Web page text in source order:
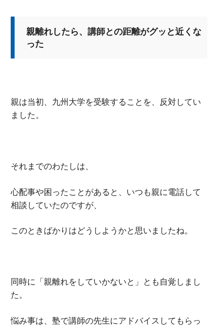
親離れしたら、講師との距離がグッと近くな
った
親は当初、九州大学を受験することを、反対してい
ました。
それまでのわたしは、
心配事や困ったことがあると、いつも親に電話して
相談していたのですが、
このときばかりはどうしようかと思いましたね。
同時に「親離れをしていかないと」とも自覚しまし
た。
悩み事は、塾で講師の先生にアドバイスしてもらっ